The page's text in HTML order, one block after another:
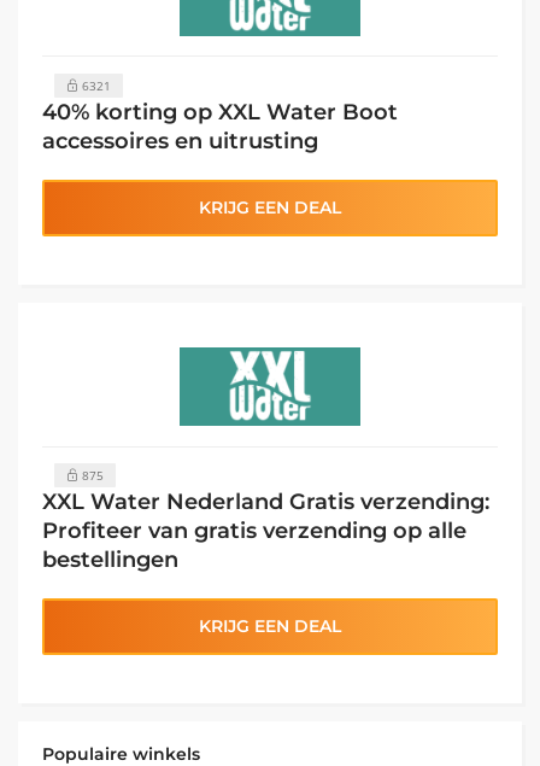
6321
40% korting op XXL Water Boot
accessoires en uitrusting
KRIJG EEN DEAL
875
XXL Water Nederland Gratis verzending:
Profiteer van gratis verzending op alle
bestellingen
KRIJG EEN DEAL
Populaire winkels